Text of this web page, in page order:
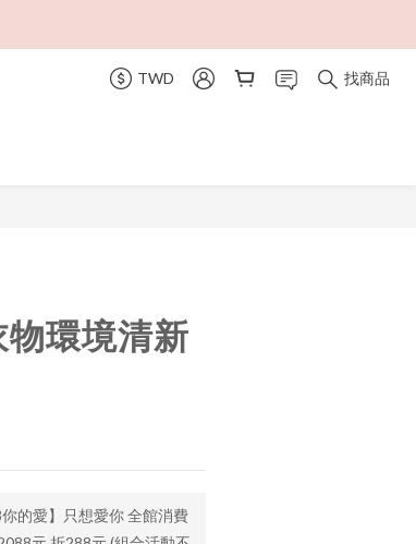
TWD 找商品
環境清新
的愛】只想愛你 全館消費
立即購買